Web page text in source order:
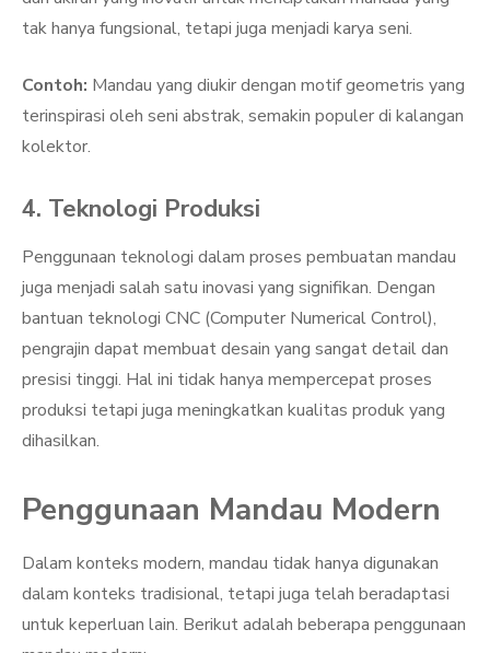
tak hanya fungsional, tetapi juga menjadi karya seni.
Contoh: Mandau yang diukir dengan motif geometris yang
terinspirasi oleh seni abstrak, semakin populer di kalangan
kolektor.
4. Teknologi Produksi
Penggunaan teknologi dalam proses pembuatan mandau
juga menjadi salah satu inovasi yang signifikan. Dengan
bantuan teknologi CNC (Computer Numerical Control),
pengrajin dapat membuat desain yang sangat detail dan
presisi tinggi. Hal ini tidak hanya mempercepat proses
produksi tetapi juga meningkatkan kualitas produk yang
dihasilkan.
Penggunaan Mandau Modern
Dalam konteks modern, mandau tidak hanya digunakan
dalam konteks tradisional, tetapi juga telah beradaptasi
untuk keperluan lain. Berikut adalah beberapa penggunaan